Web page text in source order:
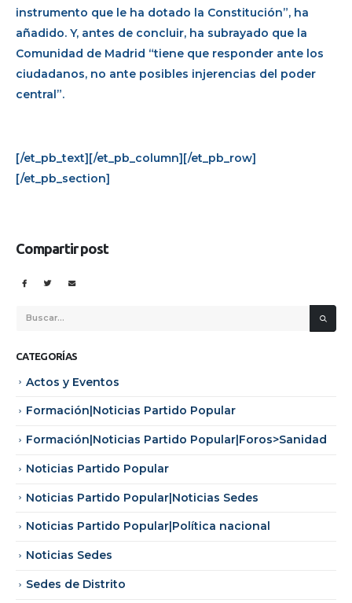
instrumento que le ha dotado la Constitución”, ha
añadido. Y, antes de concluir, ha subrayado que la
Comunidad de Madrid “tiene que responder ante los
ciudadanos, no ante posibles injerencias del poder
central”.
[/et_pb_text][/et_pb_column][/et_pb_row]
[/et_pb_section]
Compartir post
CATEGORÍAS
Actos y Eventos
Formación|Noticias Partido Popular
Formación|Noticias Partido Popular|Foros>Sanidad
Noticias Partido Popular
Noticias Partido Popular|Noticias Sedes
Noticias Partido Popular|Política nacional
Noticias Sedes
Sedes de Distrito